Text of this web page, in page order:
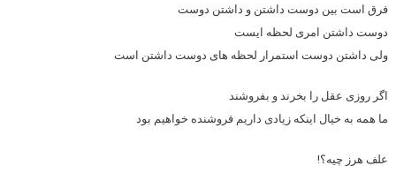
فرق است بین دوست داشتن و داشتن دوست
دوست داشتن امری لحظه ایست
ولی داشتن دوست استمرار لحظه های دوست داشتن است
اگر روزی عقل را بخرند و بفروشند
ما همه به خیال اینکه زیادی داریم فروشنده خواهیم بود
علف هرز چیه؟!